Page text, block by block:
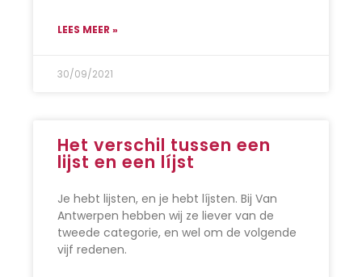
LEES MEER »
30/09/2021
Het verschil tussen een
lijst en een líjst
Je hebt lijsten, en je hebt líjsten. Bij Van
Antwerpen hebben wij ze liever van de
tweede categorie, en wel om de volgende
vijf redenen.